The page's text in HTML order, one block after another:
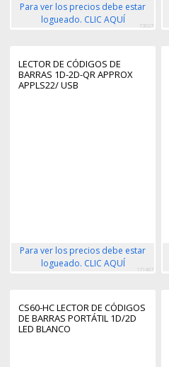
Para ver los precios debe estar
logueado. CLIC AQUÍ
73027
LECTOR DE CÓDIGOS DE
BARRAS 1D-2D-QR APPROX
APPLS22/ USB
Para ver los precios debe estar
logueado. CLIC AQUÍ
171467
CS60-HC LECTOR DE CÓDIGOS
DE BARRAS PORTÁTIL 1D/2D
LED BLANCO